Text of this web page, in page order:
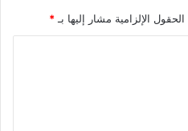
الحقول الإلزامية مشار إليها بـ *